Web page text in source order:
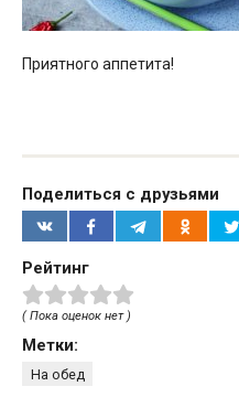
Приятного аппетита!
Поделиться с друзьями
Рейтинг
( Пока оценок нет )
Метки:
На обед